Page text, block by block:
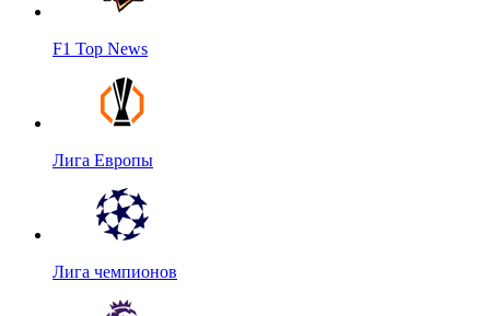
F1 Top News
Лига Европы
Лига чемпионов